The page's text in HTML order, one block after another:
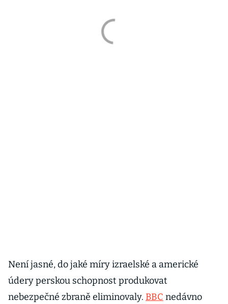
Není jasné, do jaké míry izraelské a americké
údery perskou schopnost produkovat
nebezpečné zbraně eliminovaly. BBC nedávno